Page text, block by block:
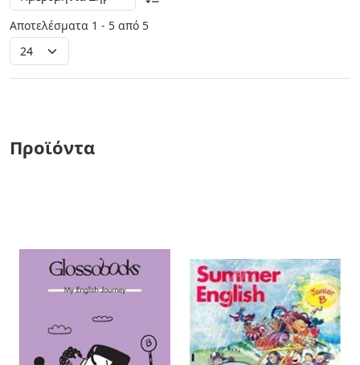
Αποτελέσματα 1 - 5 από 5
Προϊόντα